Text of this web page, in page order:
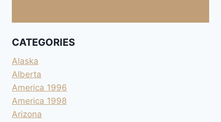
CATEGORIES
Alaska
Alberta
America 1996
America 1998
Arizona